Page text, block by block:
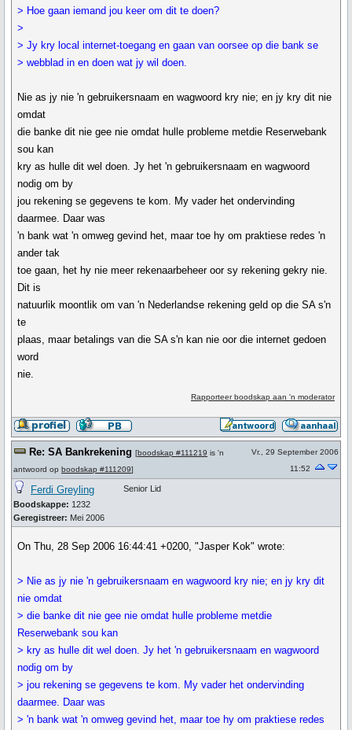
> Hoe gaan iemand jou keer om dit te doen?
>
> Jy kry local internet-toegang en gaan van oorsee op die bank se
> webblad in en doen wat jy wil doen.
Nie as jy nie 'n gebruikersnaam en wagwoord kry nie; en jy kry dit nie
omdat
die banke dit nie gee nie omdat hulle probleme metdie Reserwebank
sou kan
kry as hulle dit wel doen. Jy het 'n gebruikersnaam en wagwoord
nodig om by
jou rekening se gegevens te kom. My vader het ondervinding
daarmee. Daar was
'n bank wat 'n omweg gevind het, maar toe hy om praktiese redes 'n
ander tak
toe gaan, het hy nie meer rekenaarbeheer oor sy rekening gekry nie.
Dit is
natuurlik moontlik om van 'n Nederlandse rekening geld op die SA s'n
te
plaas, maar betalings van die SA s'n kan nie oor die internet gedoen
word
nie.
Rapporteer boodskap aan 'n moderator
Re: SA Bankrekening [boodskap #111219 is 'n
antwoord op boodskap #111209]
Vr., 29 September 2006
11:52
Ferdi Greyling
Boodskappe: 1232
Geregistreer: Mei 2006
Senior Lid
On Thu, 28 Sep 2006 16:44:41 +0200, "Jasper Kok" wrote:
> Nie as jy nie 'n gebruikersnaam en wagwoord kry nie; en jy kry dit
nie omdat
> die banke dit nie gee nie omdat hulle probleme metdie
Reserwebank sou kan
> kry as hulle dit wel doen. Jy het 'n gebruikersnaam en wagwoord
nodig om by
> jou rekening se gegevens te kom. My vader het ondervinding
daarmee. Daar was
> 'n bank wat 'n omweg gevind het, maar toe hy om praktiese redes